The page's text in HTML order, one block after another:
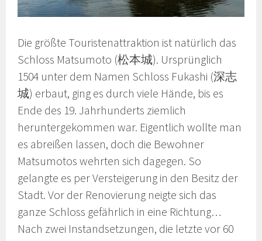
Die größte Touristenattraktion ist natürlich das
Schloss Matsumoto (松本城). Ursprünglich
1504 unter dem Namen Schloss Fukashi (深志
城) erbaut, ging es durch viele Hände, bis es
Ende des 19. Jahrhunderts ziemlich
heruntergekommen war. Eigentlich wollte man
es abreißen lassen, doch die Bewohner
Matsumotos wehrten sich dagegen. So
gelangte es per Versteigerung in den Besitz der
Stadt. Vor der Renovierung neigte sich das
ganze Schloss gefährlich in eine Richtung…
Nach zwei Instandsetzungen, die letzte vor 60